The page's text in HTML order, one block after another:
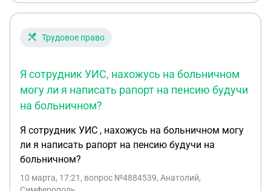
Трудовое право
Я сотрудник УИС, нахожусь на больничном
могу ли я написать рапорт на пенсию будучи
на больничном?
Я сотрудник УИС , нахожусь на больничном могу
ли я написать рапорт на пенсию будучи на
больничном?
10 марта, 17:21 , вопрос №4884539, Анатолий,